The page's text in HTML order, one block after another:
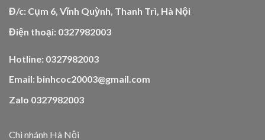
Đ/c: Cụm 6, Vĩnh Quỳnh, Thanh Trì, Hà Nội
Điện thoại: 0327982003
Hotline: 0327982003
Email: binhcoc20003@gmail.com
Zalo 0327982003
Chi nhánh Hà Nội